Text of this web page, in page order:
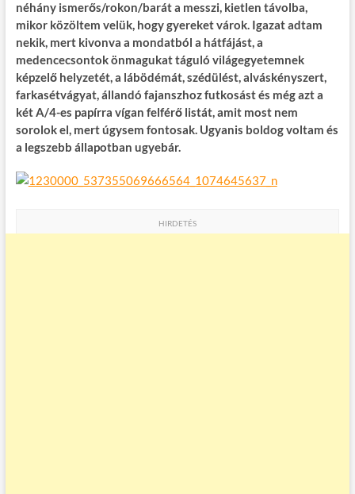
b
o
o
k
er
bl
r
es
t
m
e
g
néhány ismerős/rokon/barát a messzi, kietlen távolba,
mikor közöltem velük, hogy gyereket várok. Igazat adtam
nekik, mert kivonva a mondatból a hátfájást, a
medencecsontok önmagukat táguló világegyetemnek
képzelő helyzetét, a lábödémát, szédülést, alváskényszert,
farkasétvágyat, állandó fajanszhoz futkosást és még azt a
két A/4-es papírra vígan felférő listát, amit most nem
sorolok el, mert úgysem fontosak. Ugyanis boldog voltam és
a legszebb állapotban ugyebár.
HIRDETÉS